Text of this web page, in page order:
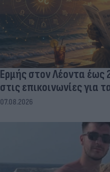
Ερμής στον Λέοντα έως
στις επικοινωνίες για
07.08.2026